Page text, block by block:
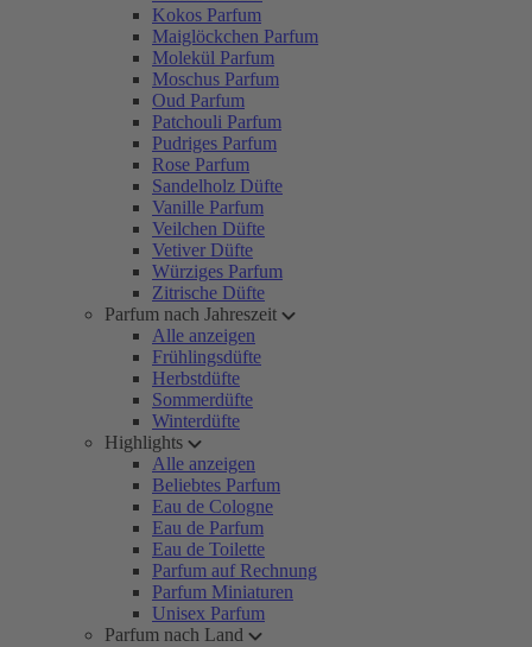
Kokos Parfum
Maiglöckchen Parfum
Molekül Parfum
Moschus Parfum
Oud Parfum
Patchouli Parfum
Pudriges Parfum
Rose Parfum
Sandelholz Düfte
Vanille Parfum
Veilchen Düfte
Vetiver Düfte
Würziges Parfum
Zitrische Düfte
Parfum nach Jahreszeit
Alle anzeigen
Frühlingsdüfte
Herbstdüfte
Sommerdüfte
Winterdüfte
Highlights
Alle anzeigen
Beliebtes Parfum
Eau de Cologne
Eau de Parfum
Eau de Toilette
Parfum auf Rechnung
Parfum Miniaturen
Unisex Parfum
Parfum nach Land